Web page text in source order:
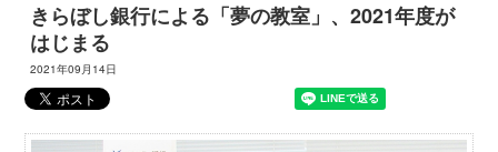
きらぼし銀行による「夢の教室」、2021年度が
はじまる
2021年09月14日